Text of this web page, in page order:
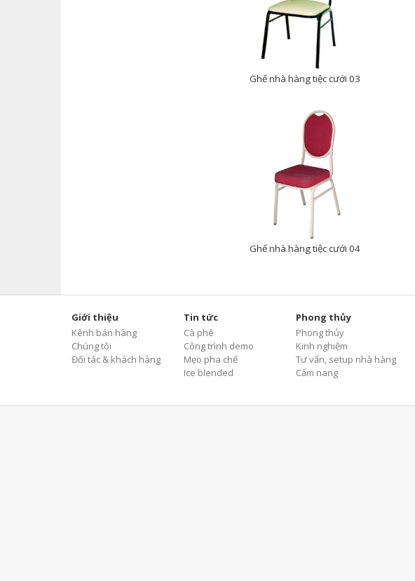
Ghế nhà hàng tiệc cưới 03
Ghế nhà hàng tiệc cưới 04
Giới thiệu
Kênh bán hàng
Chúng tôi
Đối tác & khách hàng
Tin tức
Cà phê
Công trình demo
Mẹo pha chế
Ice blended
Phong thủy
Phong thủy
Kinh nghiệm
Tư vấn, setup nhà hàng
Cẩm nang